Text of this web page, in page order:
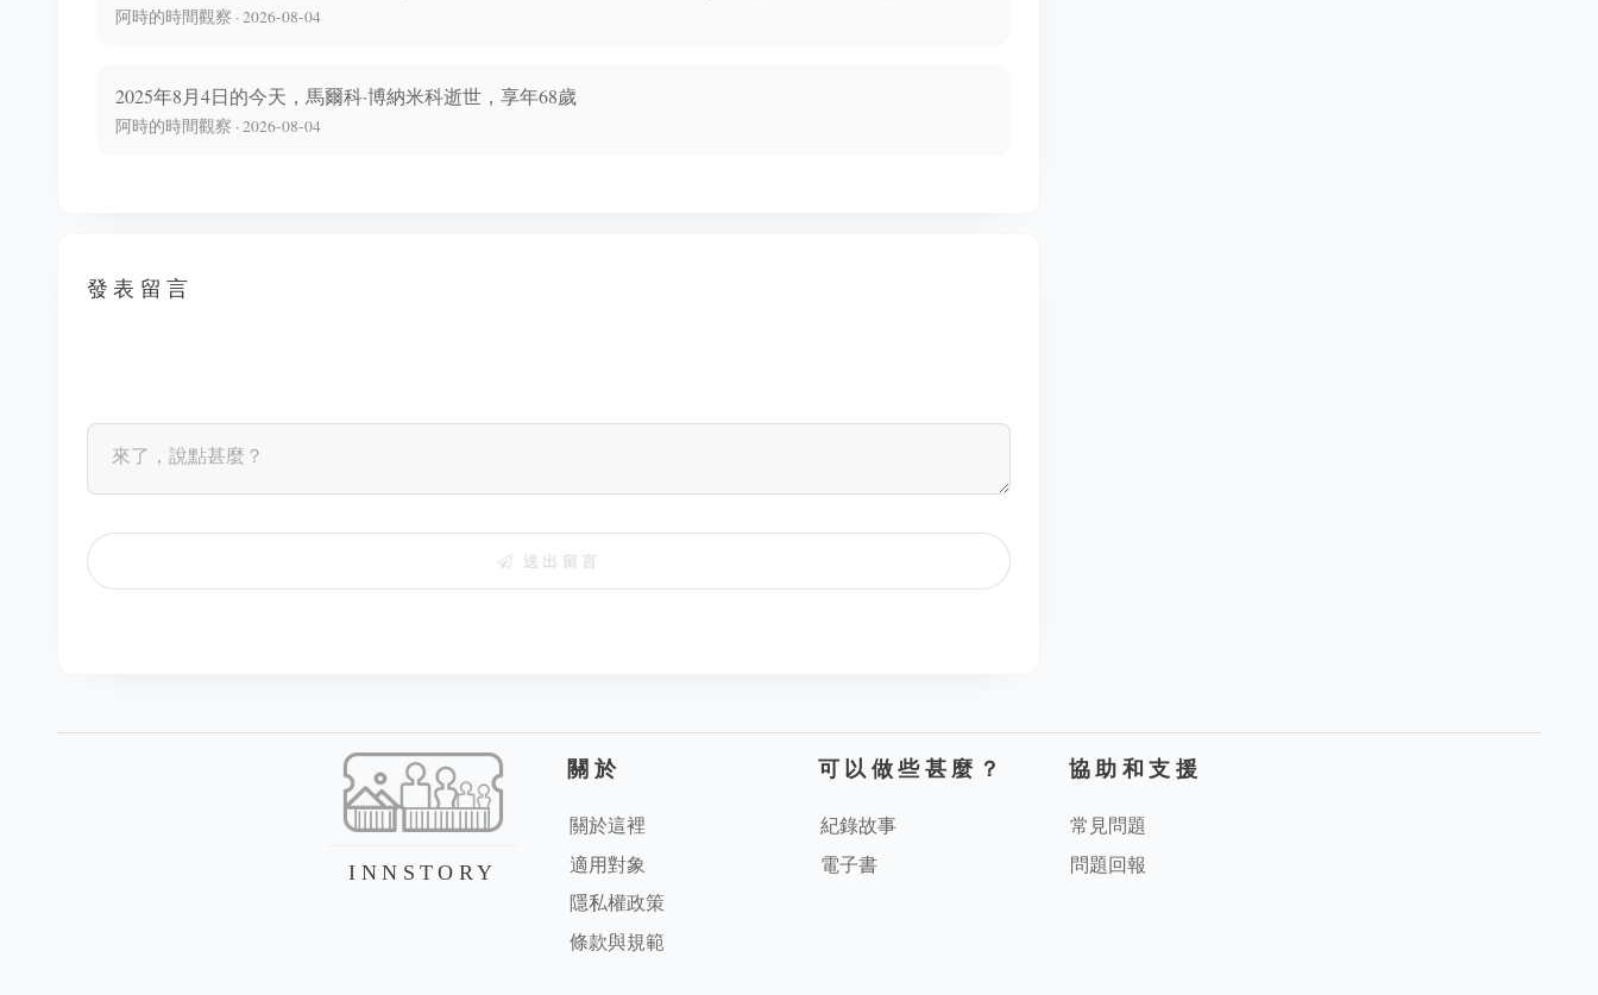
阿時的時間觀察 · 2026-08-04
2025年8月4日的今天，馬爾科·博納米科逝世，享年68歲
阿時的時間觀察 · 2026-08-04
發表留言
送出留言
INNSTORY
關於
關於這裡
適用對象
隱私權政策
條款與規範
可以做些甚麼？
紀錄故事
電子書
協助和支援
常見問題
問題回報